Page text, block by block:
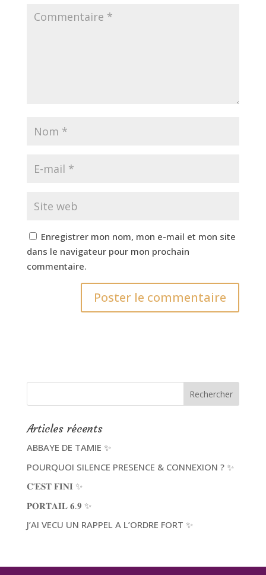
Enregistrer mon nom, mon e-mail et mon site
dans le navigateur pour mon prochain
commentaire.
Articles récents
ABBAYE DE TAMIE ✨
POURQUOI SILENCE PRESENCE & CONNEXION ? ✨
𝐂’𝐄𝐒𝐓 𝐅𝐈𝐍𝐈 ✨
𝐏𝐎𝐑𝐓𝐀𝐈𝐋 𝟔.𝟗 ✨
J’AI VECU UN RAPPEL A L’ORDRE FORT ✨